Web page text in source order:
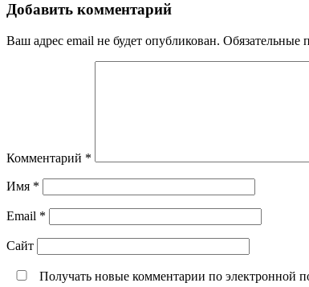
Добавить комментарий
Ваш адрес email не будет опубликован. Обязательные
Комментарий *
Имя *
Email *
Сайт
Получать новые комментарии по электронной